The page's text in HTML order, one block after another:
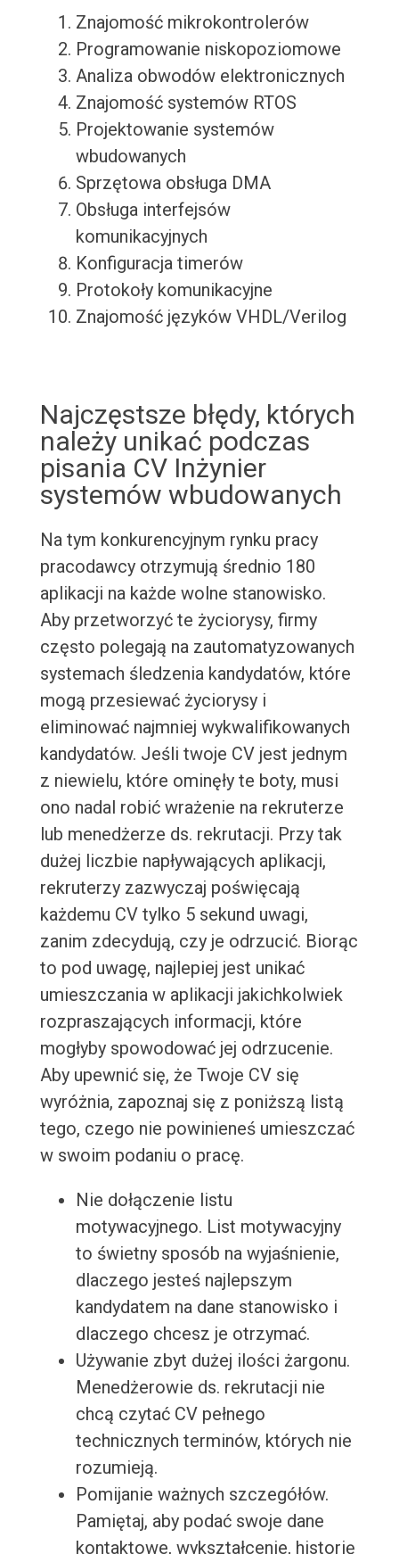
Znajomość mikrokontrolerów
Programowanie niskopoziomowe
Analiza obwodów elektronicznych
Znajomość systemów RTOS
Projektowanie systemów
wbudowanych
Sprzętowa obsługa DMA
Obsługa interfejsów
komunikacyjnych
Konfiguracja timerów
Protokoły komunikacyjne
Znajomość języków VHDL/Verilog
Najczęstsze błędy, których
należy unikać podczas
pisania CV Inżynier
systemów wbudowanych
Na tym konkurencyjnym rynku pracy
pracodawcy otrzymują średnio 180
aplikacji na każde wolne stanowisko.
Aby przetworzyć te życiorysy, firmy
często polegają na zautomatyzowanych
systemach śledzenia kandydatów, które
mogą przesiewać życiorysy i
eliminować najmniej wykwalifikowanych
kandydatów. Jeśli twoje CV jest jednym
z niewielu, które ominęły te boty, musi
ono nadal robić wrażenie na rekruterze
lub menedżerze ds. rekrutacji. Przy tak
dużej liczbie napływających aplikacji,
rekruterzy zazwyczaj poświęcają
każdemu CV tylko 5 sekund uwagi,
zanim zdecydują, czy je odrzucić. Biorąc
to pod uwagę, najlepiej jest unikać
umieszczania w aplikacji jakichkolwiek
rozpraszających informacji, które
mogłyby spowodować jej odrzucenie.
Aby upewnić się, że Twoje CV się
wyróżnia, zapoznaj się z poniższą listą
tego, czego nie powinieneś umieszczać
w swoim podaniu o pracę.
Nie dołączenie listu
motywacyjnego. List motywacyjny
to świetny sposób na wyjaśnienie,
dlaczego jesteś najlepszym
kandydatem na dane stanowisko i
dlaczego chcesz je otrzymać.
Używanie zbyt dużej ilości żargonu.
Menedżerowie ds. rekrutacji nie
chcą czytać CV pełnego
technicznych terminów, których nie
rozumieją.
Pomijanie ważnych szczegółów.
Pamiętaj, aby podać swoje dane
kontaktowe, wykształcenie, historię